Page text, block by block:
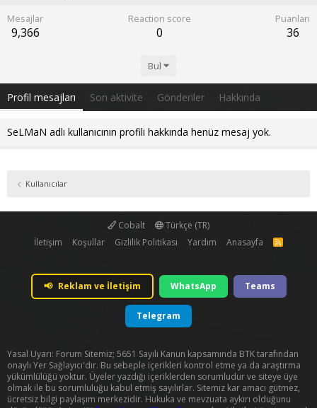
Mesajlar
9,366
Reaction score
0
Puanları
36
Bul
Profil mesajları Son aktivite Gönderiler Hakkında
SeLMaN adlı kullanıcının profili hakkında henüz mesaj yok.
Kullanıcılar
Cobalt
Türkçe (TR)
İletişim
Koşullar Gizlilik Politikası Yardım Anasayfa
R
📢 Reklam ve İletişim WhatsApp Teams
Telegram
Yasal Uyarı: Forum Sitemiz; 5651 Sayılı Kanun kapsamında BTK tarafından
onaylı Yer Sağlayıcı'dır. Bu sebeple içerikleri kontrol etme ya da araştırma
yükümlülüğü yoktur. Üyeler yazdığı içeriklerden sorumludur ve siteye üye
olmak ile bu sorumluluğu kabul etmiş sayılırlar. Sitemiz kar amacı gütmez,
ücretsiz bilgi paylaşım merkezidir. Hukuka ve mevzuata aykırı olduğunu